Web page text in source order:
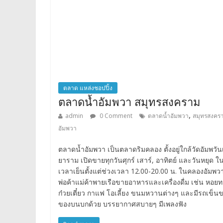
ตลาด แหล่งชอปปิ้ง
ตลาดน้ำอัมพวา สมุทรสงคราม
admin 0 Comment ตลาดน้ำอัมพวา, สมุทรสงคร
อัมพวา
ตลาดน้ำอัมพวา เป็นตลาดริมคลอง ตั้งอยู่ใกล้วัดอัมพวัน
ยาราม เปิดขายทุกวันศุกร์ เสาร์, อาทิตย์ และวันหยุด ใ
เวลาเย็นตั้งแต่ช่วงเวลา 12.00-20.00 น. ในคลองอัมพว
พ่อค้าแม่ค้าพายเรือขายอาหารและเครื่องดื่ม เช่น หอย
ก๋วยเตี๋ยว กาแฟ โอเลี้ยง ขนมหวานต่างๆ และมีรถเข็น
ของบนบกด้วย บรรยากาศสบายๆ มีเพลงฟัง